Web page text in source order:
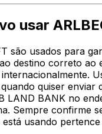
usar
são usados para
destino correto ao
quiser enviar
LAND BANK no
Sempre confirme
usando